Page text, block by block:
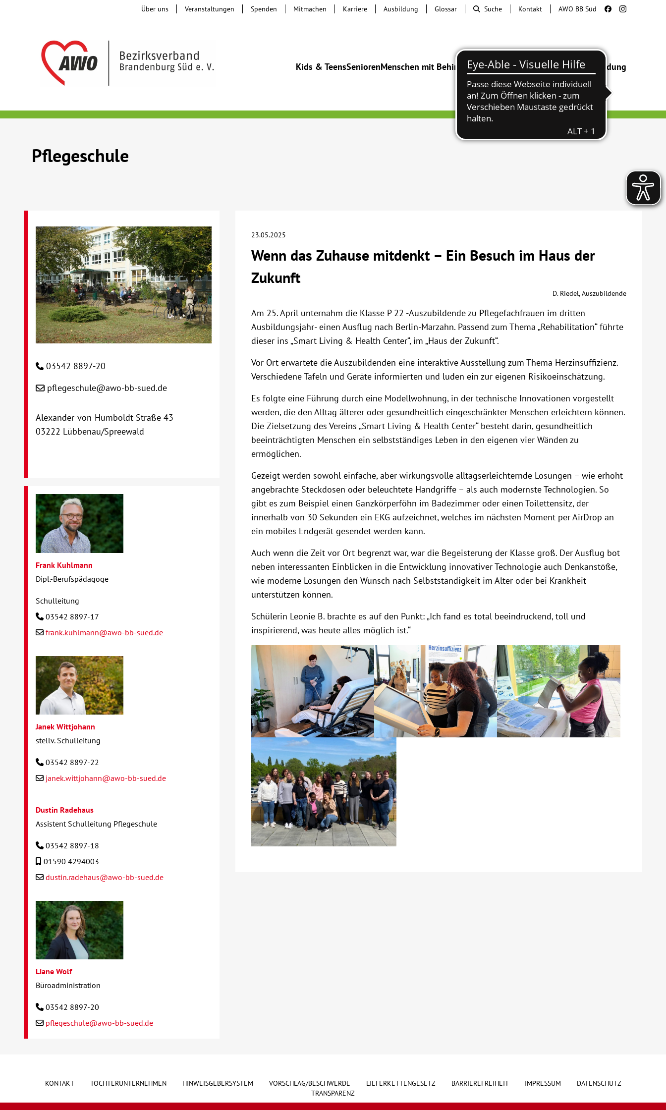
Kids & TeensSeniorenMenschen mit BehinderungBeratung & HilfeBegegnung Bildung
Über uns Veranstaltungen Spenden Mitmachen Karriere Ausbildung Glossar Suche Kontakt AWO BB Süd
Pflegeschule
23.05.2025
Wenn das Zuhause mitdenkt – Ein Besuch im Haus der
Zukunft
D. Riedel, Auszubildende
Am 25. April unternahm die Klasse P 22 -Auszubildende zu Pflegefachfrauen im dritten
Ausbildungsjahr- einen Ausflug nach Berlin-Marzahn. Passend zum Thema „Rehabilitation“ führte
dieser ins „Smart Living & Health Center“, im „Haus der Zukunft“.
Vor Ort erwartete die Auszubildenden eine interaktive Ausstellung zum Thema Herzinsuffizienz.
Verschiedene Tafeln und Geräte informierten und luden ein zur eigenen Risikoeinschätzung.
Es folgte eine Führung durch eine Modellwohnung, in der technische Innovationen vorgestellt
werden, die den Alltag älterer oder gesundheitlich eingeschränkter Menschen erleichtern können.
Die Zielsetzung des Vereins „Smart Living & Health Center“ besteht darin, gesundheitlich
beeinträchtigten Menschen ein selbstständiges Leben in den eigenen vier Wänden zu
ermöglichen.
Gezeigt werden sowohl einfache, aber wirkungsvolle alltagserleichternde Lösungen – wie erhöht
angebrachte Steckdosen oder beleuchtete Handgriffe – als auch modernste Technologien. So
gibt es zum Beispiel einen Ganzkörperföhn im Badezimmer oder einen Toilettensitz, der
innerhalb von 30 Sekunden ein EKG aufzeichnet, welches im nächsten Moment per AirDrop an
ein mobiles Endgerät gesendet werden kann.
Auch wenn die Zeit vor Ort begrenzt war, war die Begeisterung der Klasse groß. Der Ausflug bot
neben interessanten Einblicken in die Entwicklung innovativer Technologie auch Denkanstöße,
wie moderne Lösungen den Wunsch nach Selbstständigkeit im Alter oder bei Krankheit
unterstützen können.
Schülerin Leonie B. brachte es auf den Punkt: „Ich fand es total beeindruckend, toll und
inspirierend, was heute alles möglich ist.“
03542 8897-20
pflegeschule@awo-bb-sued.de
Alexander-von-Humboldt-Straße 43
03222 Lübbenau/Spreewald
Frank Kuhlmann
Dipl.-Berufspädagoge
Schulleitung
03542 8897-17
frank.kuhlmann@awo-bb-sued.de
Janek Wittjohann
stellv. Schulleitung
03542 8897-22
janek.wittjohann@awo-bb-sued.de
Dustin Radehaus
Assistent Schulleitung Pflegeschule
03542 8897-18
01590 4294003
dustin.radehaus@awo-bb-sued.de
Liane Wolf
Büroadministration
03542 8897-20
pflegeschule@awo-bb-sued.de
KONTAKT TOCHTERUNTERNEHMEN HINWEISGEBERSYSTEM VORSCHLAG/BESCHWERDE LIEFERKETTENGESETZ BARRIEREFREIHEIT IMPRESSUM
DATENSCHUTZ
TRANSPARENZ